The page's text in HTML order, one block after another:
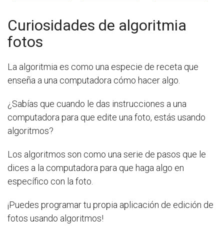
Curiosidades de algoritmia
fotos
La algoritmia es como una especie de receta que
enseña a una computadora cómo hacer algo.
¿Sabías que cuando le das instrucciones a una
computadora para que edite una foto, estás usando
algoritmos?
Los algoritmos son como una serie de pasos que le
dices a la computadora para que haga algo en
específico con la foto.
¡Puedes programar tu propia aplicación de edición de
fotos usando algoritmos!